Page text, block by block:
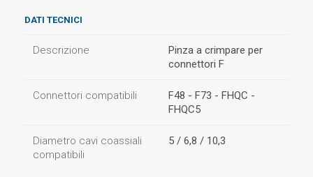
DATI TECNICI
Descrizione
Pinza a crimpare per
connettori F
Connettori compatibili
F48 - F73 - FHQC -
FHQC5
Diametro cavi coassiali
compatibili
5 / 6,8 / 10,3